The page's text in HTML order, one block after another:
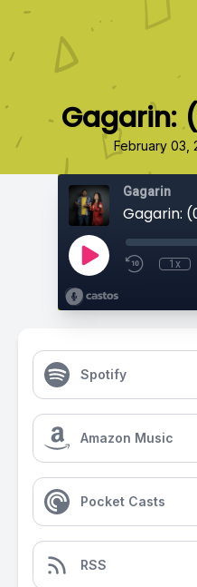
Gagarin:
February 03,
Gagarin
Gagarin:
1x
Spotify
Amazon Music
Pocket Casts
RSS